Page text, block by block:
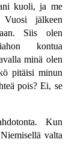
kuoli, ja me
Vuosi jälkeen
Siis olen
kontua
minä olen
pitäisi minun
pois? Ei, se
Kun
valta